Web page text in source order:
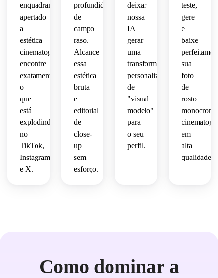
enquadramento
apertado
a
estética
cinematográfica,
encontre
exatamente
o
que
está
explodindo
no
TikTok,
Instagram
e X.
profundidade
de
campo
raso.
Alcance
essa
estética
bruta
e
editorial
de
close-
up
sem
esforço.
deixar
nossa
IA
gerar
uma
transformação
personalizada
de
"visual
modelo"
para
o seu
perfil.
teste,
gere
e
baixe
sua
foto
de
rosto
em
alta
qualidade.
Como dominar a